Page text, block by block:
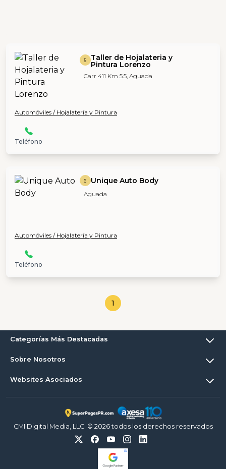
5 Taller de Hojalateria y
Pintura Lorenzo
Carr 411 Km 5.5, Aguada
Automóviles / Hojalatería y Pintura
Teléfono
6 Unique Auto Body
Aguada
Automóviles / Hojalatería y Pintura
Teléfono
1
Categorías Más Destacadas
Sobre Nosotros
Websites Asociados
CMI Digital Media, LLC. © 2026 todos los derechos reservados